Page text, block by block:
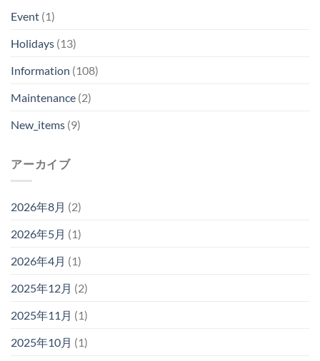
Event (1)
Holidays (13)
Information (108)
Maintenance (2)
New_items (9)
アーカイブ
2026年8月 (2)
2026年5月 (1)
2026年4月 (1)
2025年12月 (2)
2025年11月 (1)
2025年10月 (1)